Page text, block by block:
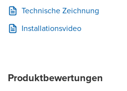
Technische Zeichnung
Installationsvideo
Produktbewertungen